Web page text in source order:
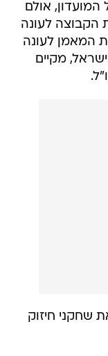
אולם
הקבוצה לעונה
המאמן לעונה
מקיים
שחקני חיזוק